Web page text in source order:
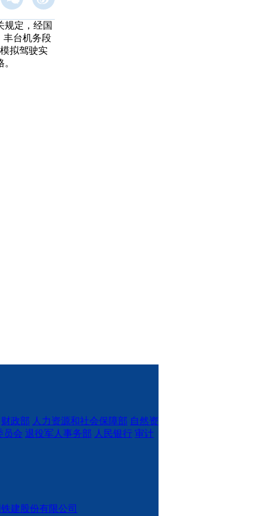
定，经国
丰台机务段
拟驾驶实
财政部 人力资源和社会保障部 自然资
员会 退役军人事务部 人民银行 审计
建股份有限公司